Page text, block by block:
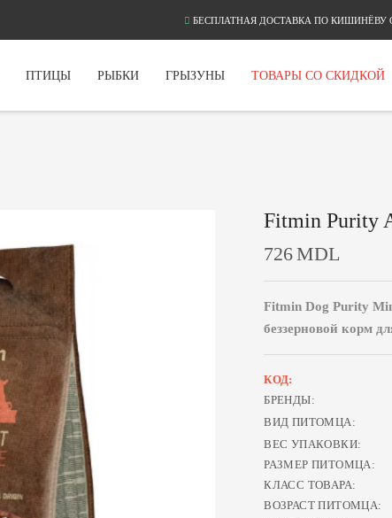
БЕСПЛАТНАЯ ДОСТАВКА ПО КИШИНЁВУ
ПТИЦЫ РЫБКИ ГРЫЗУНЫ ТОВАРЫ СО СКИДКОЙ
Fitmin Purity
726MDL
Fitmin Dog Purity
беззерновой корм
КОД:
БРЕНДЫ:
ВИД ПИТОМЦА:
ВЕС УПАКОВКИ:
РАЗМЕР ПИТОМЦА:
КЛАСС ТОВАРА:
ВОЗРАСТ ПИТОМЦА: